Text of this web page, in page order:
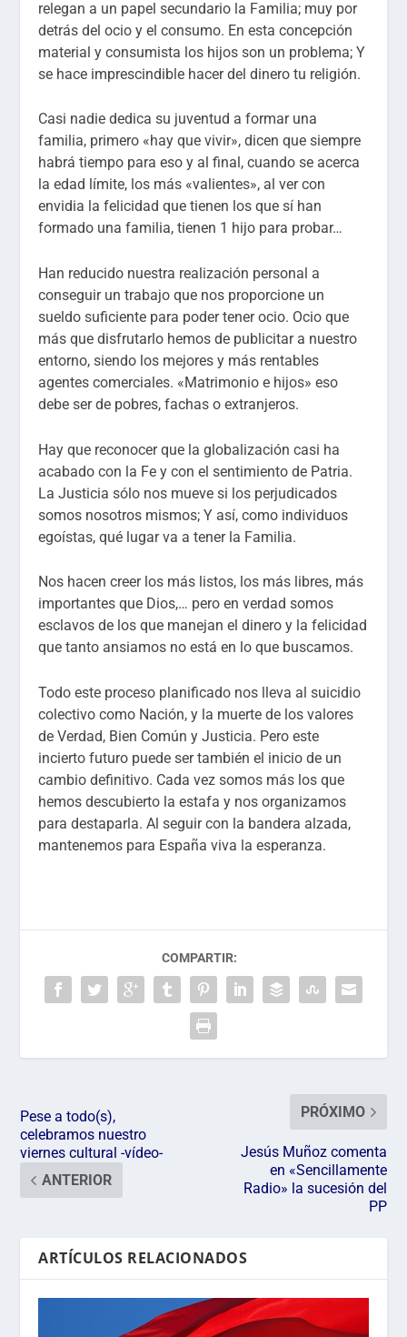
relegan a un papel secundario la Familia; muy por
detrás del ocio y el consumo. En esta concepción
material y consumista los hijos son un problema; Y
se hace imprescindible hacer del dinero tu religión.
Casi nadie dedica su juventud a formar una
familia, primero «hay que vivir», dicen que siempre
habrá tiempo para eso y al final, cuando se acerca
la edad límite, los más «valientes», al ver con
envidia la felicidad que tienen los que sí han
formado una familia, tienen 1 hijo para probar…
Han reducido nuestra realización personal a
conseguir un trabajo que nos proporcione un
sueldo suficiente para poder tener ocio. Ocio que
más que disfrutarlo hemos de publicitar a nuestro
entorno, siendo los mejores y más rentables
agentes comerciales. «Matrimonio e hijos» eso
debe ser de pobres, fachas o extranjeros.
Hay que reconocer que la globalización casi ha
acabado con la Fe y con el sentimiento de Patria.
La Justicia sólo nos mueve si los perjudicados
somos nosotros mismos; Y así, como individuos
egoístas, qué lugar va a tener la Familia.
Nos hacen creer los más listos, los más libres, más
importantes que Dios,… pero en verdad somos
esclavos de los que manejan el dinero y la felicidad
que tanto ansiamos no está en lo que buscamos.
Todo este proceso planificado nos lleva al suicidio
colectivo como Nación, y la muerte de los valores
de Verdad, Bien Común y Justicia. Pero este
incierto futuro puede ser también el inicio de un
cambio definitivo. Cada vez somos más los que
hemos descubierto la estafa y nos organizamos
para destaparla. Al seguir con la bandera alzada,
mantenemos para España viva la esperanza.
COMPARTIR:
Pese a todo(s),
celebramos nuestro
viernes cultural -vídeo-
ANTERIOR
PRÓXIMO
Jesús Muñoz comenta
en «Sencillamente
Radio» la sucesión del
PP
ARTÍCULOS RELACIONADOS